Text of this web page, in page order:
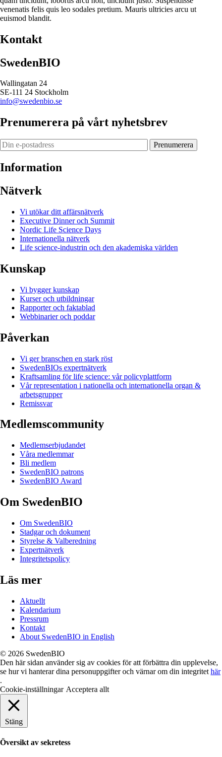
venenatis felis quis leo sodales pretium. Mauris ultricies arcu ut
euismod blandit.
Kontakt
SwedenBIO
Wallingatan 24
SE-111 24 Stockholm
info@swedenbio.se
Prenumerera på vårt nyhetsbrev
Prenumerera
Information
Nätverk
Vi utökar ditt affärsnätverk
Executive Dinner och Summit
Nordic Life Science Days
Internationella nätverk
Life science-industrin och den akademiska världen
Kunskap
Vi bygger kunskap
Kurser och utbildningar
Rapporter och faktablad
Webbinarier och poddar
Påverkan
Vi ger branschen en stark röst
SwedenBIOs expertnätverk
Kraftsamling för life science: vår policyplattform
Vår representation i nationella och internationella organ &
arbetsgrupper
Remissvar
Medlemscommunity
Medlemserbjudandet
Våra medlemmar
Bli medlem
SwedenBIO patrons
SwedenBIO Award
Om SwedenBIO
Om SwedenBIO
Stadgar och dokument
Styrelse & Valberedning
Expertnätverk
Integritetspolicy
Läs mer
Aktuellt
Kalendarium
Pressrum
Kontakt
About SwedenBIO in English
© 2026 SwedenBIO
Den här sidan använder sig av cookies för att förbättra din upplevelse,
se hur vi hanterar dina personuppgifter och värnar om din integritet här
.
Cookie-inställningar Acceptera allt
Stäng
Översikt av sekretess